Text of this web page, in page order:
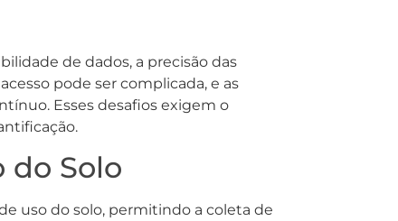
de dados, a precisão das
pode ser complicada, e as
Esses desafios exigem o
do Solo
uso do solo, permitindo a coleta de